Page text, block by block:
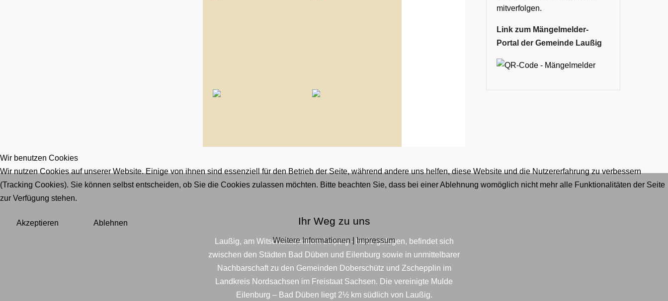
mitverfolgen.
Link zum Mängelmelder-
Portal der Gemeinde Laußig
Ihr Weg zu uns
Laußig, am Witschaftszentrum Leipzig - Halle gelegen, befindet sich
zwischen den Städten Bad Düben und Eilenburg sowie in unmittelbarer
Nachbarschaft zu den Gemeinden Doberschütz und Zschepplin im
Landkreis Nordsachsen im Freistaat Sachsen. Die vereinigte Mulde
Eilenburg – Bad Düben liegt 2½ km südlich von Laußig.
Wir benutzen Cookies
Wir nutzen Cookies auf unserer Website. Einige von ihnen sind essenziell für den Betrieb der Seite, während andere uns helfen, diese Website und die Nutzererfahrung zu verbessern
(Tracking Cookies). Sie können selbst entscheiden, ob Sie die Cookies zulassen möchten. Bitte beachten Sie, dass bei einer Ablehnung womöglich nicht mehr alle Funktionalitäten der Seite
zur Verfügung stehen.
Akzeptieren Ablehnen
Weitere Informationen|Impressum